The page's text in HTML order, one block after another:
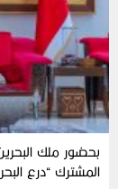
بحضور ملك
المشترك “درع